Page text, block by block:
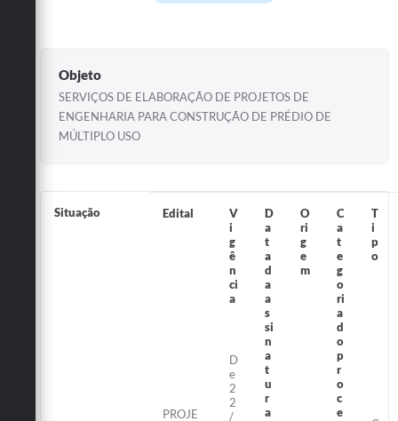
Objeto
SERVIÇOS DE ELABORAÇÃO DE PROJETOS DE
ENGENHARIA PARA CONSTRUÇÃO DE PRÉDIO DE
MÚLTIPLO USO
Situação Edital
PROJE
V
i
g
ê
n
ci
a
D
e
2
2
/
D
a
t
a
d
a
a
s
si
n
a
t
u
r
a
O
ri
g
e
m
C
a
t
e
g
o
ri
a
d
o
p
r
o
c
e
T
i
p
o